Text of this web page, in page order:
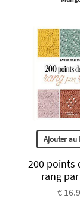
Ajouter au
200 points
rang
€